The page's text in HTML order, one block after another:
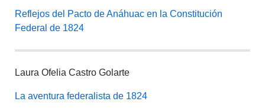
Reflejos del Pacto de Anáhuac en la Constitución
Federal de 1824
Laura Ofelia Castro Golarte
La aventura federalista de 1824